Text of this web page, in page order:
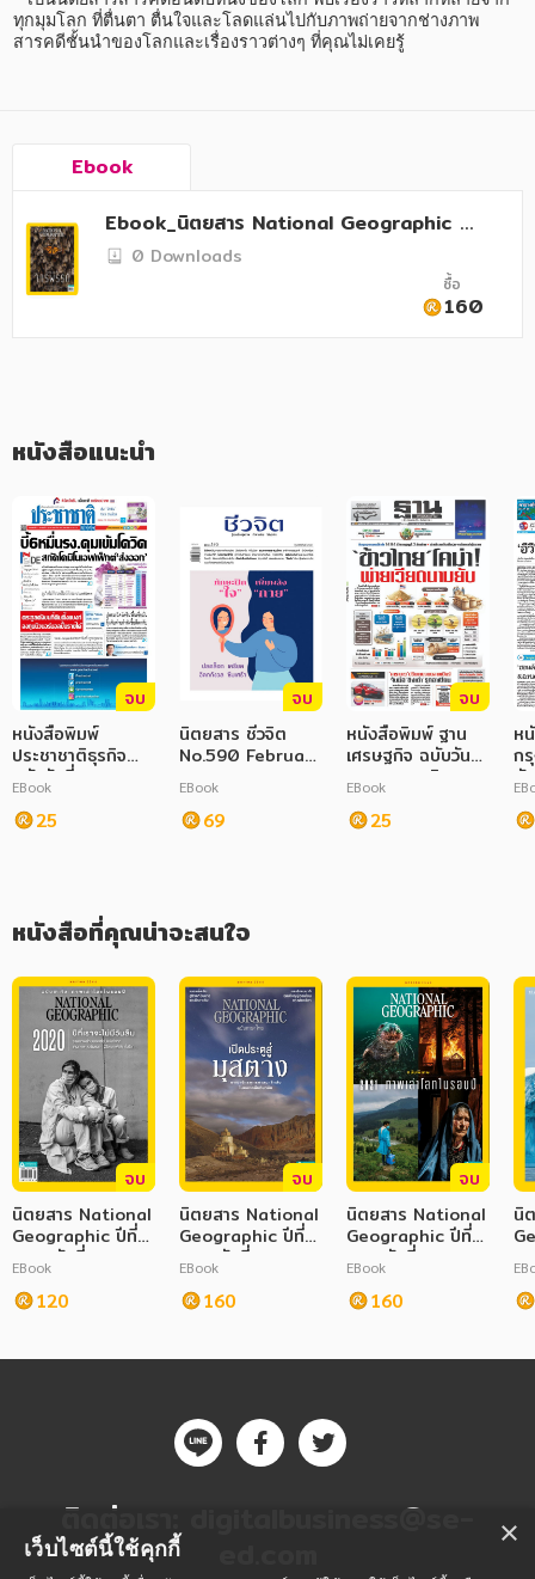
ศิลปะ บันเทิง กีฬา ท่องเที่ยว
กฎหมาย สัญญา ภาษี
การเงิน การลงทุน บริหาร
นิตยสาร หนังสือพิมพ์
การเรียน การศึกษา
เทคโนโลยี การสื่อสาร วิทยาศาสตร์
ภาษาศาสตร์
หนังสือเด็ก
การพัฒนาตนเอง
ความรู้ทั่วไป
การ์ตูนความรู้ การ์ตูน
การ์ตูนมังงะ (Manga)
ทุกมุมโลก ที่ตื่นตา ตื่นใจและโลดแล่นไปกับภาพถ่ายจากช่างภาพ
สารคดีชั้นนำของโลกและเรื่องราวต่างๆ ที่คุณไม่เคยรู้
Ebook
Ebook_นิตยสาร National Geographic ปีที่
23 ฉบับที่ 270 มกราคม 2567
0 Downloads
ซื้อ
160
หนังสือแนะนำ
จบ
หนังสือพิมพ์
ประชาชาติธุรกิจ
ฉบับวันที่ 10
มิถุนายน 2564
EBook
25
จบ
นิตยสาร ชีวจิต
No.590 February
2024
EBook
69
จบ
หนังสือพิมพ์ ฐาน
เศรษฐกิจ ฉบับวันที่
4149 พฤศจิกายน
2568
EBook
25
ห
ก
อั
ก
หนังสือที่คุณน่าจะสนใจ
จบ
นิตยสาร National
Geographic ปีที่
20 ฉบับที่ 234
มกราคม 2564
EBook
120
จบ
นิตยสาร National
Geographic ปีที่
22 ฉบับที่ 258
มกราคม 2566
EBook
160
จบ
นิตยสาร National
Geographic ปีที่
21 ฉบับที่ 246
มกราคม 2565
EBook
160
นิ
ม
ติดต่อเรา: digitalbusiness@se- ×
เว็บไซต์นี้ใช้คุกกี้